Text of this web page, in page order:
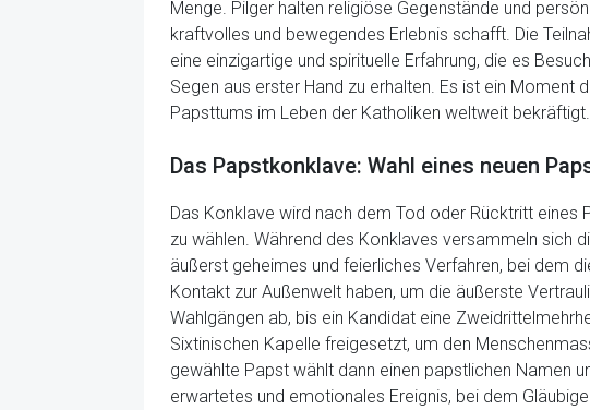
Menge. Pilger halten religiöse Gegenstände und
kraftvolles und bewegendes Erlebnis schafft. Die
eine einzigartige und spirituelle Erfahrung, die es
Segen aus erster Hand zu erhalten. Es ist ein Moment
Papsttums im Leben der Katholiken weltweit bekräftigt.
Das Papstkonklave: Wahl eines neuen
Das Konklave wird nach dem Tod oder Rücktritt eines
zu wählen. Während des Konklaves versammeln sich
äußerst geheimes und feierliches Verfahren, bei dem
Kontakt zur Außenwelt haben, um die äußerste
Wahlgängen ab, bis ein Kandidat eine
Sixtinischen Kapelle freigesetzt, um den
gewählte Papst wählt dann einen papstlichen Namen
erwartetes und emotionales Ereignis, bei dem